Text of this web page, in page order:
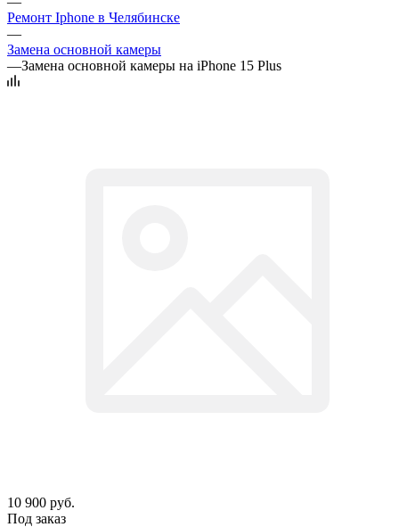
Ремонт Iphone в Челябинске
—
Замена основной камеры
—Замена основной камеры на iPhone 15 Plus
10 900 руб.
Под заказ